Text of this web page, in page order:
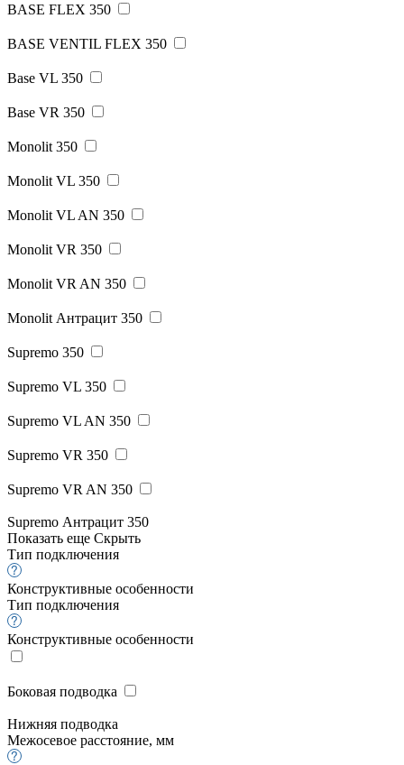
BASE FLEX 350
BASE VENTIL FLEX 350
Base VL 350
Base VR 350
Monolit 350
Monolit VL 350
Monolit VL AN 350
Monolit VR 350
Monolit VR AN 350
Monolit Антрацит 350
Supremo 350
Supremo VL 350
Supremo VL AN 350
Supremo VR 350
Supremo VR AN 350
Supremo Антрацит 350
Показать еще Скрыть
Тип подключения
Конструктивные особенности
Тип подключения
Конструктивные особенности
Боковая подводка
Нижняя подводка
Межосевое расстояние, мм